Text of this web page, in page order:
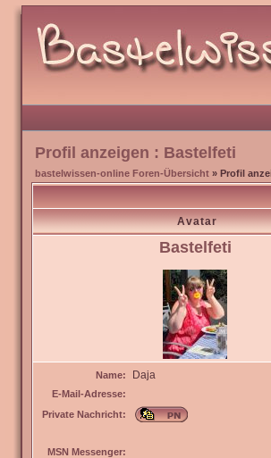
Profil anzeigen : Bastelfeti
bastelwissen-online Foren-Übersicht » Profil
Avatar
Bastelfeti
Name:
Daja
E-Mail-Adresse:
Private Nachricht:
MSN Messenger: